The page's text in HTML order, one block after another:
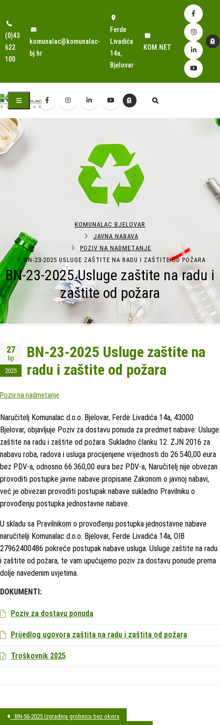
(0)43
622
100
komunalac@komunalac-
bj.hr
Ferde
Livadića
14a,
Bjelovar
KOM.NET
BN-23-2025 Usluge zaštite na radu i
zaštite od požara
KOMUNALAC BJELOVAR
JAVNA NABAVA
POZIV NA NADMETANJE
BN-23-2025 USLUGE ZAŠTITE NA RADU I ZAŠTITE OD POŽARA
27
lip
2025
BN-23-2025 Usluge zaštite na
radu i zaštite od požara
Poziv na nadmetanje
Naručitelj Komunalac d.o.o. Bjelovar, Ferde Livadića 14a, 43000
Bjelovar, objavljuje Poziv za dostavu ponuda za predmet nabave: Usluge
zaštite na radu i zaštite od požara. Sukladno članku 12. ZJN 2016 za
nabavu roba, radova i usluga procijenjene vrijednosti do 26.540,00 eura
bez PDV-a, odnosno 66.360,00 eura bez PDV-a, Naručitelj nije obvezan
provoditi postupke javne nabave propisane Zakonom o javnoj nabavi,
već je obvezan provoditi postupak nabave sukladno Pravilniku o
provođenju postupka jednostavne nabave.
U skladu sa Pravilnikom o provođenju postupka jednostavne nabave
naručitelji Komunalac d.o.o. Bjelovar, Ferde Livadića 14a, OIB
27962400486 pokreće postupak nabave usluga: Usluge zaštite na radu
i zaštite od požara, te vam upućujemo poziv za dostavu ponude prema
dolje navedenim uvjetima.
DOKUMENTI:
Poziv za dostavu ponuda
Prijedlog ugovora zaštita na radu i zaštita od požara
Troškovnik 2025
BN-56-2025 Izgradnja grobnica bez okvira